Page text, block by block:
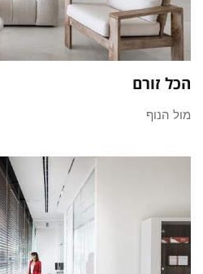
הכל זורם
מול הנוף